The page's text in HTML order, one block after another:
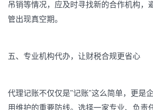
吊销等情况，应及时寻找新的合作机构，
管出现真空期。
五、专业机构代办，让财税合规更省心
代理记账不仅仅是"记账"这么简单，更是
用维护的重要防线。选择一家专业、负责